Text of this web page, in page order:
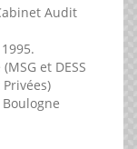
Audit
et DESS